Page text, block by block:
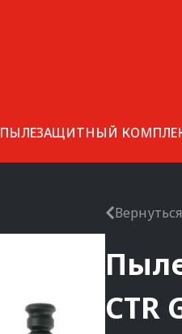
ПЫЛЕЗАЩИТНЫЙ
CTR